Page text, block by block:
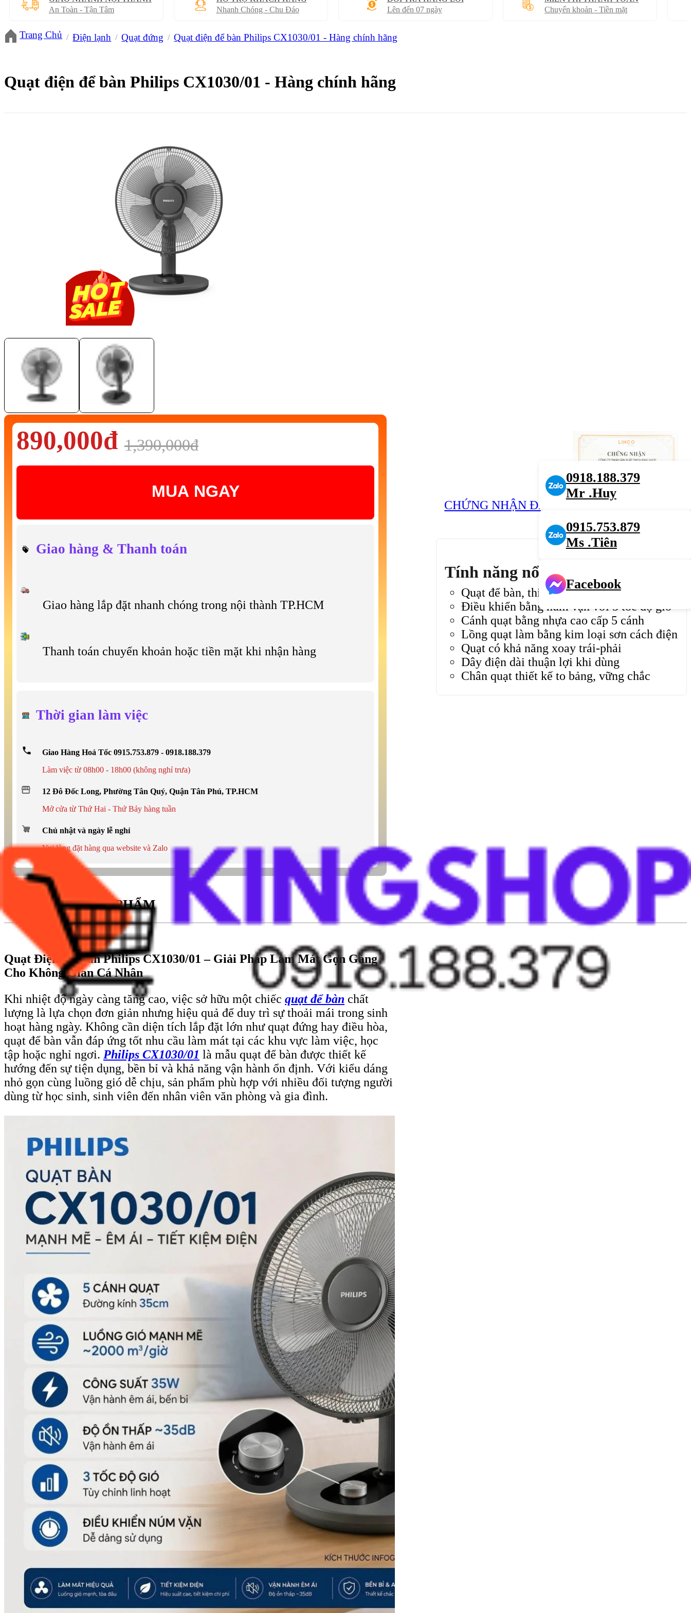
An Toàn - Tận Tâm
Nhanh Chóng - Chu Đáo
Lên đến 07 ngày
Chuyển khoản - Tiền mặt
Trang Chủ Điện lạnh Quạt đứng Quạt điện để bàn Philips CX1030/01 - Hàng chính hãng
Quạt điện để bàn Philips CX1030/01 - Hàng chính hãng
890,000đ 1,390,000đ
MUA NGAY
Giao hàng & Thanh toán
Giao hàng lắp đặt nhanh chóng trong nội thành TP.HCM
Thanh toán chuyển khoản hoặc tiền mặt khi nhận hàng
Thời gian làm việc
Giao Hàng Hoả Tốc 0915.753.879 - 0918.188.379
Làm việc từ 08h00 - 18h00 (không nghỉ trưa)
12 Đô Đốc Long, Phường Tân Quý, Quận Tân Phú, TP.HCM
Mở cửa từ Thứ Hai - Thứ Bảy hàng tuần
Chủ nhật và ngày lễ nghỉ
Vui lòng đặt hàng qua website và Zalo
CHỨNG NHẬN ĐẠI LÝ
Tính năng nổi bật
Quạt để bàn, thiết kế nhỏ gọn, tiện dụng
Điều khiển bằng núm vặn với 3 tốc độ gió
Cánh quạt bằng nhựa cao cấp 5 cánh
Lồng quạt làm bằng kim loại sơn cách điện
Quạt có khả năng xoay trái-phải
Dây điện dài thuận lợi khi dùng
Chân quạt thiết kế to bảng, vững chắc
THÔNG TIN SẢN PHẨM
Quạt Điện Để Bàn Philips CX1030/01– Giải Pháp Làm Mát Gọn Gàng
Cho Không Gian Cá Nhân
Khi nhiệt độ ngày càng tăng cao, việc sở hữu một chiếc quạtđể bàn chất
lượng là lựa chọn đơn giản nhưng hiệu quả để duy trì sự thoải mái trong sinh
hoạt hàng ngày. Không cần diện tích lắp đặt lớn như quạt đứng hay điều hòa,
quạt để bàn vẫn đáp ứng tốt nhu cầu làm mát tại các khu vực làm việc, học
tập hoặc nghỉ ngơi. Philips CX1030/01 là mẫu quạt để bàn được thiết kế
hướng đến sự tiện dụng, bền bỉ và khả năng vận hành ổn định. Với kiểu dáng
nhỏ gọn cùng luồng gió dễ chịu, sản phẩm phù hợp với nhiều đối tượng người
dùng từ học sinh, sinh viên đến nhân viên văn phòng và gia đình.
0918.188.379
Mr .Huy
0915.753.879
Ms .Tiên
Facebook